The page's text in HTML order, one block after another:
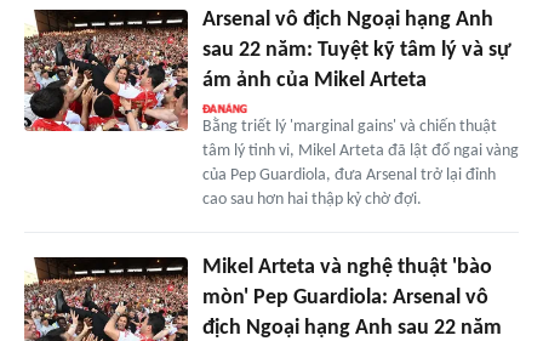
Arsenal vô địch Ngoại hạng Anh
sau 22 năm: Tuyệt kỹ tâm lý và sự
ám ảnh của Mikel Arteta
Bằng triết lý 'marginal gains' và chiến thuật
tâm lý tinh vi, Mikel Arteta đã lật đổ ngai vàng
của Pep Guardiola, đưa Arsenal trở lại đỉnh
cao sau hơn hai thập kỷ chờ đợi.
Mikel Arteta và nghệ thuật 'bào
mòn' Pep Guardiola: Arsenal vô
địch Ngoại hạng Anh sau 22 năm